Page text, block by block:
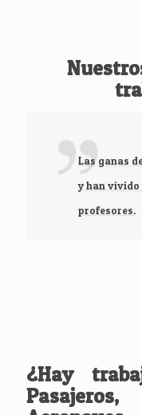
Las ganas
y han vivido
profesores.
¿Hay